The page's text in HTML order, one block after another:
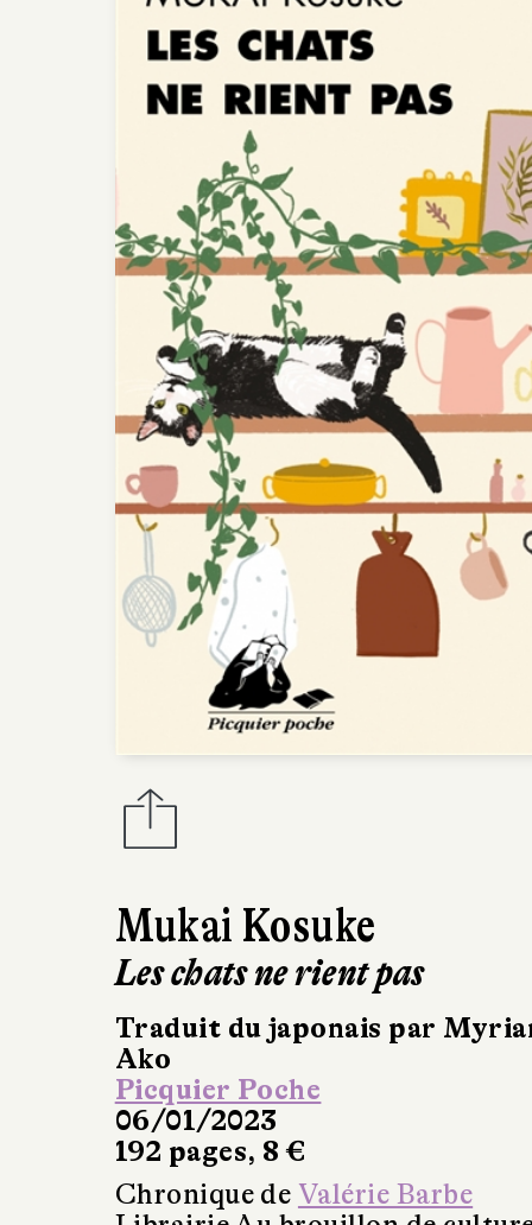
Mukai Kosuke
Les chats ne rient pas
Traduit du japonais par
Ako
Picquier Poche
06/01/2023
192 pages, 8 €
Chronique de Valérie Barbe